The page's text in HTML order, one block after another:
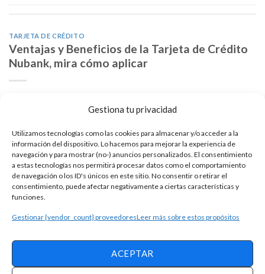
Gestiona tu privacidad
Utilizamos tecnologías como las cookies para almacenar y/o acceder a la
información del dispositivo. Lo hacemos para mejorar la experiencia de
navegación y para mostrar (no-) anuncios personalizados. El consentimiento
a estas tecnologías nos permitirá procesar datos como el comportamiento
de navegación o los ID's únicos en este sitio. No consentir o retirar el
consentimiento, puede afectar negativamente a ciertas características y
funciones.
Gestionar {vendor_count} proveedoresLeer más sobre estos propósitos
ACEPTAR
TARJETA DE CRÉDITO
Ventajas y Beneficios de la Tarjeta de Crédito
Nubank, mira cómo aplicar
-con su correcto uso- un historial crediticio en el Buró de
Crédito, pero la temida anualidad es algo que evitas a la hora
de escoger el plástico que vas a contratar, entonces hallarás
varias opciones en el mercado mexicano. En el caso de la
categoría […]
SIGUE LEYENDO